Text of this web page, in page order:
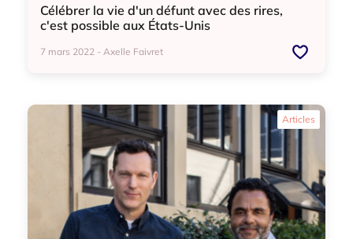
Célébrer la vie d'un défunt avec des rires,
c'est possible aux États-Unis
7 mars 2022 - Axelle Faivret
Articles